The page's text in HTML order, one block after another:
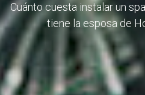
Cuánto cuesta instalar un
tiene la esposa de